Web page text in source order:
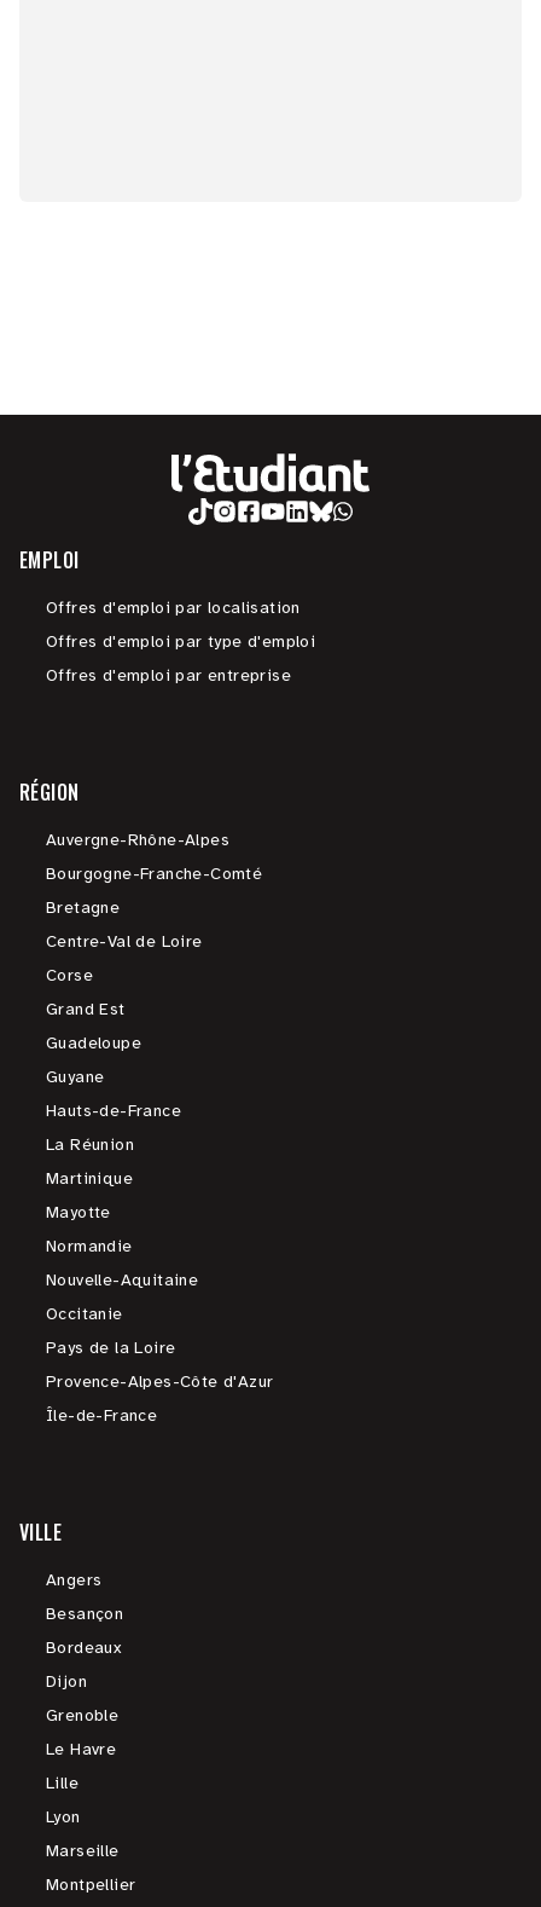
EMPLOI
Offres d'emploi par localisation
Offres d'emploi par type d'emploi
Offres d'emploi par entreprise
RÉGION
Auvergne-Rhône-Alpes
Bourgogne-Franche-Comté
Bretagne
Centre-Val de Loire
Corse
Grand Est
Guadeloupe
Guyane
Hauts-de-France
La Réunion
Martinique
Mayotte
Normandie
Nouvelle-Aquitaine
Occitanie
Pays de la Loire
Provence-Alpes-Côte d'Azur
Île-de-France
VILLE
Angers
Besançon
Bordeaux
Dijon
Grenoble
Le Havre
Lille
Lyon
Marseille
Montpellier